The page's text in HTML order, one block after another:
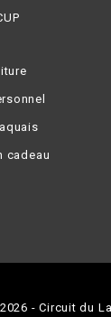
cadeau
- Circuit du